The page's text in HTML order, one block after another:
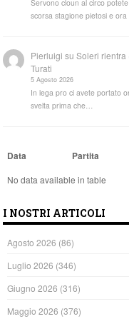
Servono cloun al circo
scorsa stagione pietosi e ora
Pierluigi suSoleri rientra
Turati
5 Agosto 2026
In lega pro ci avete portato
svelta prima che…
Data Partita
No data available in table
I NOSTRI ARTICOLI
Agosto 2026 (86)
Luglio 2026 (346)
Giugno 2026 (316)
Maggio 2026 (376)